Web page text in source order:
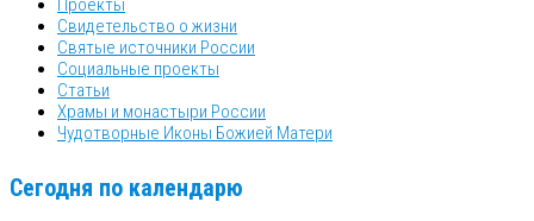
Проекты
Свидетельство о жизни
Святые источники России
Социальные проекты
Статьи
Храмы и монастыри России
Чудотворные Иконы Божией Матери
Сегодня по календарю